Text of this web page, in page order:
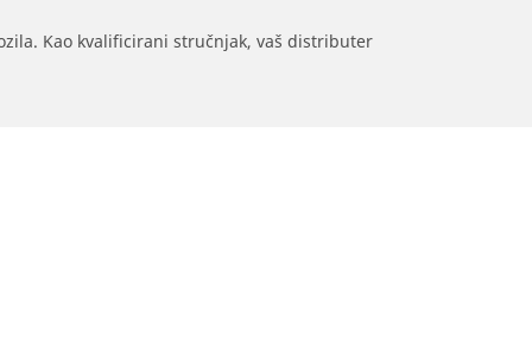
Kao kvalificirani stručnjak, vaš distributer